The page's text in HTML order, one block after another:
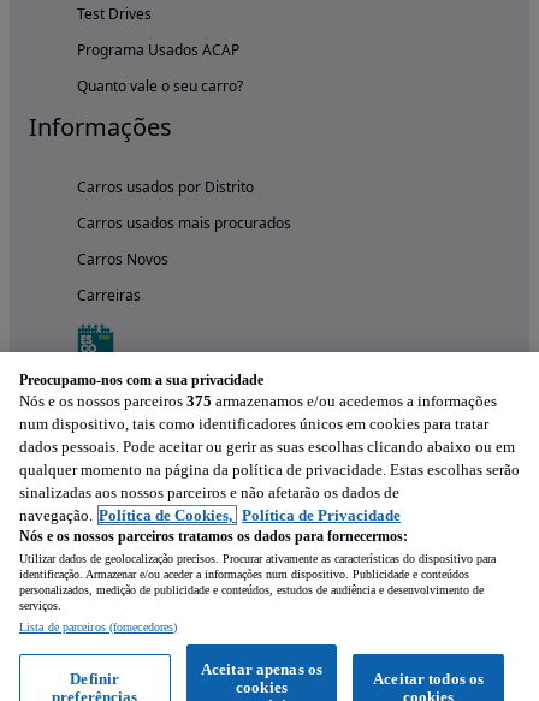
Test Drives
Programa Usados ACAP
Quanto vale o seu carro?
Informações
Carros usados por Distrito
Carros usados mais procurados
Carros Novos
Carreiras
Experimenta a aplicação
Preocupamo-nos com a sua privacidade
Nós e os nossos parceiros 375 armazenamos e/ou acedemos a informações
num dispositivo, tais como identificadores únicos em cookies para tratar
dados pessoais. Pode aceitar ou gerir as suas escolhas clicando abaixo ou em
qualquer momento na página da política de privacidade. Estas escolhas serão
sinalizadas aos nossos parceiros e não afetarão os dados de
navegação. Política de Cookies, Política de Privacidade
Nós e os nossos parceiros tratamos os dados para fornecermos:
Utilizar dados de geolocalização precisos. Procurar ativamente as características do dispositivo para
identificação. Armazenar e/ou aceder a informações num dispositivo. Publicidade e conteúdos
personalizados, medição de publicidade e conteúdos, estudos de audiência e desenvolvimento de
serviços.
Lista de parceiros (fornecedores)
Aceitar todos os
cookies
Aceitar apenas os
cookies
Definir
preferências